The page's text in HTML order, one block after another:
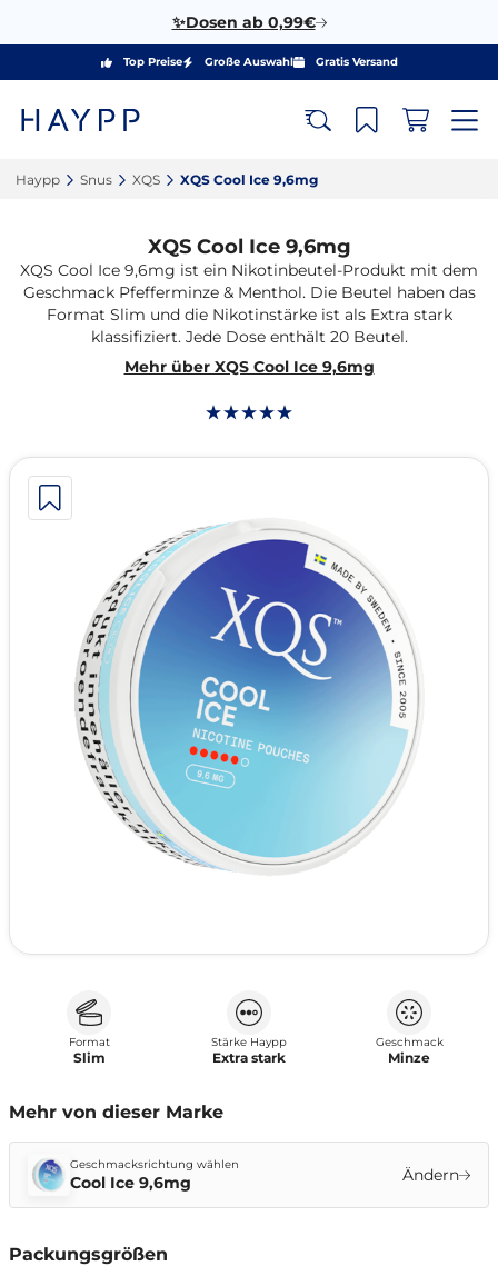
✨Dosen ab 0,99€
Top Preise Große Auswahl Gratis Versand
Haypp‎ Snus‎ XQS‎ XQS Cool Ice 9,6mg‎
XQS Cool Ice 9,6mg
XQS Cool Ice 9,6mg ist ein Nikotinbeutel-Produkt mit dem
Geschmack Pfefferminze & Menthol. Die Beutel haben das
Format Slim und die Nikotinstärke ist als Extra stark
klassifiziert. Jede Dose enthält 20 Beutel.
Mehr über XQS Cool Ice 9,6mg
Format
Slim
Stärke Haypp
Extra stark
Geschmack
Minze
Mehr von dieser Marke
Geschmacksrichtung wählen
Cool Ice 9,6mg Ändern
Packungsgrößen